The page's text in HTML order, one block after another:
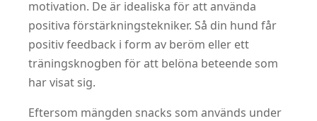
motivation. De är idealiska för att använda
positiva förstärkningstekniker. Så din hund får
positiv feedback i form av beröm eller ett
träningsknogben för att belöna beteende som
har visat sig.
Eftersom mängden snacks som används under